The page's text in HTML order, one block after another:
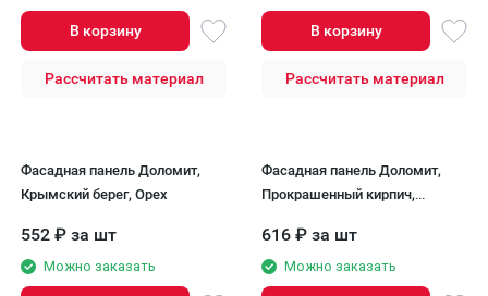
В корзину
Рассчитать материал
В корзину
Рассчитать материал
Фасадная панель Доломит,
Крымский берег, Орех
552 ₽ за шт
Можно заказать
Фасадная панель Доломит,
Прокрашенный кирпич,
616 ₽ за шт
Можно заказать